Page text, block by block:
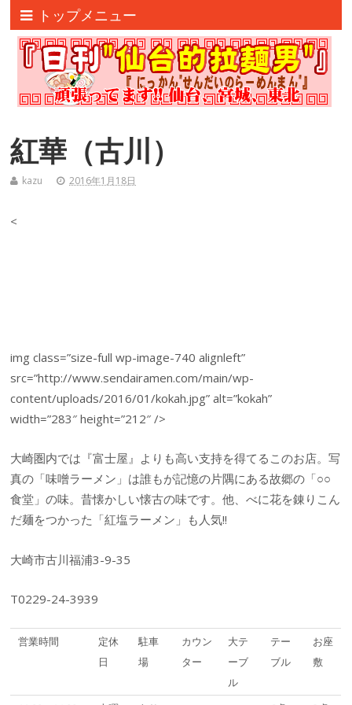
トップメニュー
紅華（古川）
kazu 2016年1月18日
<
img class=”size-full wp-image-740 alignleft”
src=”http://www.sendairamen.com/main/wp-
content/uploads/2016/01/kokah.jpg” alt=”kokah”
width=”283″ height=”212″ />
大崎圏内では『富士屋』よりも高い支持を得てるこのお店。写
真の「味噌ラーメン」は誰もが記憶の片隅にある故郷の「○○
食堂」の味。昔懐かしい懐古の味です。他、べに花を錬りこん
だ麺をつかった「紅塩ラーメン」も人気!!
大崎市古川福浦3-9-35
T0229-24-3939
営業時間
定休
日
駐車
場
カウン
ター
大テ
ーブ
ル
テー
ブル
お座
敷